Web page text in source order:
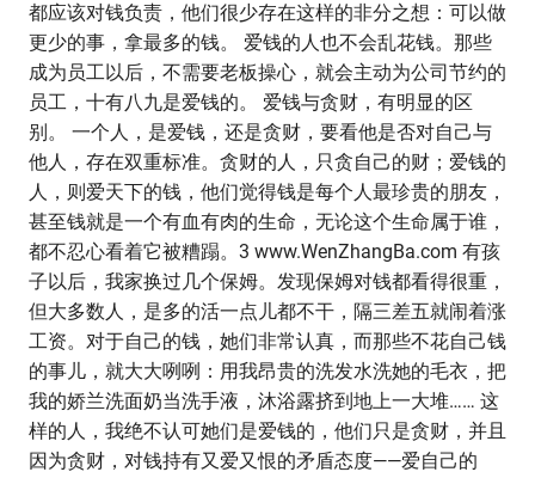
都应该对钱负责，他们很少存在这样的非分之想：可以做
更少的事，拿最多的钱。 爱钱的人也不会乱花钱。那些
成为员工以后，不需要老板操心，就会主动为公司节约的
员工，十有八九是爱钱的。 爱钱与贪财，有明显的区
别。 一个人，是爱钱，还是贪财，要看他是否对自己与
他人，存在双重标准。贪财的人，只贪自己的财；爱钱的
人，则爱天下的钱，他们觉得钱是每个人最珍贵的朋友，
甚至钱就是一个有血有肉的生命，无论这个生命属于谁，
都不忍心看着它被糟蹋。3 www.WenZhangBa.com 有孩
子以后，我家换过几个保姆。发现保姆对钱都看得很重，
但大多数人，是多的活一点儿都不干，隔三差五就闹着涨
工资。对于自己的钱，她们非常认真，而那些不花自己钱
的事儿，就大大咧咧：用我昂贵的洗发水洗她的毛衣，把
我的娇兰洗面奶当洗手液，沐浴露挤到地上一大堆…… 这
样的人，我绝不认可她们是爱钱的，他们只是贪财，并且
因为贪财，对钱持有又爱又恨的矛盾态度——爱自己的